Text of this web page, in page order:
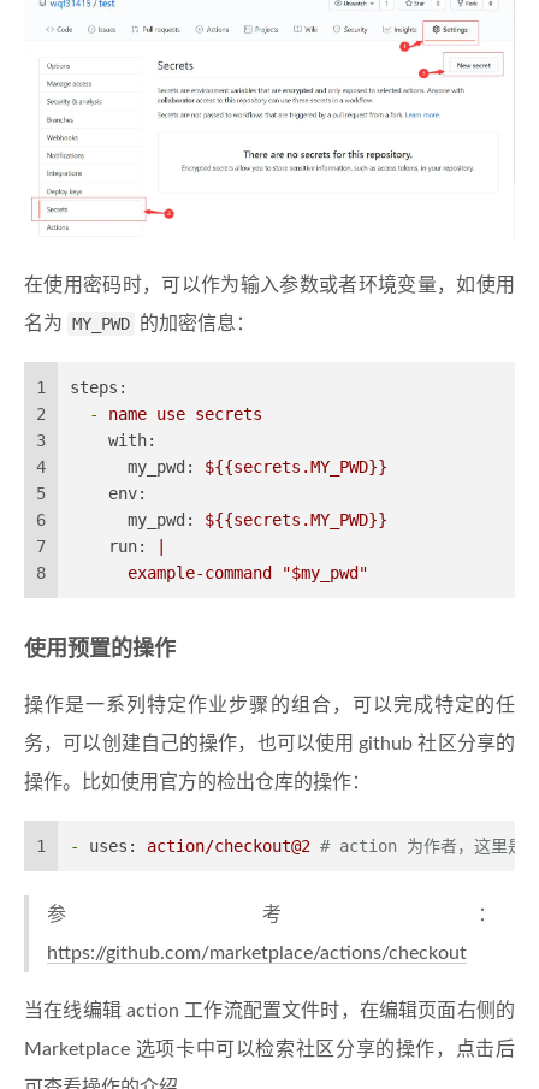
在使用密码时，可以作为输入参数或者环境变量，如使用
名为 MY_PWD 的加密信息：
1
2
3
4
5
6
7
8
steps:
-
name use secrets
with:
my_pwd:
${{secrets.MY_PWD}}
env:
my_pwd:
${{secrets.MY_PWD}}
run:
example-command
"$my_pwd"
使用预置的操作
操作是一系列特定作业步骤的组合，可以完成特定的任
务，可以创建自己的操作，也可以使用 github 社区分享的
操作。比如使用官方的检出仓库的操作：
1 - uses: action/checkout@2 # action 为作者，这里是
参考：
https://github.com/marketplace/actions/checkout
当在线编辑 action 工作流配置文件时，在编辑页面右侧的
Marketplace 选项卡中可以检索社区分享的操作，点击后